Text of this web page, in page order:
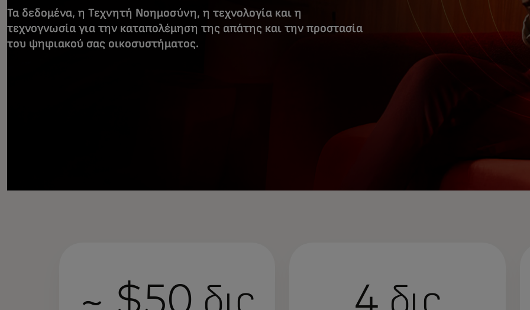
Τα δεδομένα, η Τεχνητή Νοημοσύνη, η τεχνολογία και η
τεχνογνωσία για την καταπολέμηση της απάτης και την προστασία
του ψηφιακού σας οικοσυστήματος.